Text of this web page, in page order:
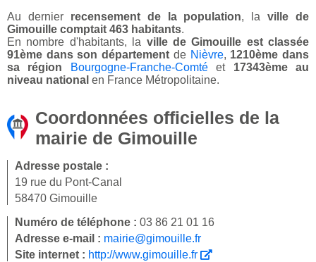
Au dernier recensement de la population, laville de
Gimouille comptait 463 habitants.
En nombre d'habitants, la ville de Gimouille est classée
91ème dans son département de Nièvre, 1210ème dans
sa région
Bourgogne-Franche-Comtéet 17343ème au
niveau national en France Métropolitaine.
Coordonnées officielles de la
mairie de Gimouille
Adresse postale :
19 rue du Pont-Canal
58470 Gimouille
Numéro de téléphone : 03 86 21 01 16
Adresse e-mail : mairie@gimouille.fr
Site internet : http://www.gimouille.fr